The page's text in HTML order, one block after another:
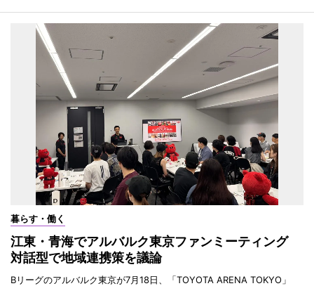
暮らす・働く
江東・青海でアルバルク東京ファンミーティング
対話型で地域連携策を議論
Bリーグのアルバルク東京が7月18日、「TOYOTA ARENA TOKYO」